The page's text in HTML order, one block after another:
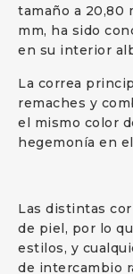
tamaño a 20,80
mm, ha sido
en su interior
La correa
remaches y
el mismo color
hegemonía en
Las distintas
de piel, por lo
estilos, y
de intercambio